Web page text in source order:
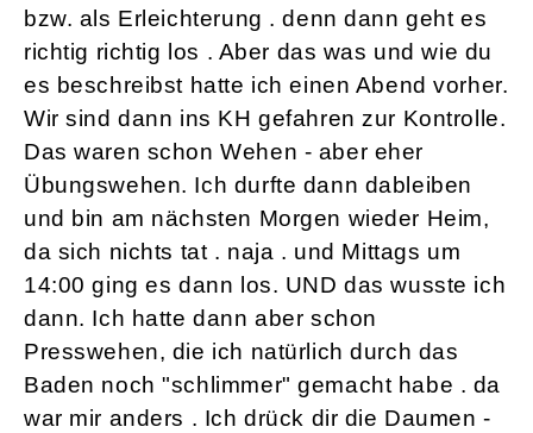
bzw. als Erleichterung . denn dann geht es
richtig richtig los . Aber das was und wie du
es beschreibst hatte ich einen Abend vorher.
Wir sind dann ins KH gefahren zur Kontrolle.
Das waren schon Wehen - aber eher
Übungswehen. Ich durfte dann dableiben
und bin am nächsten Morgen wieder Heim,
da sich nichts tat . naja . und Mittags um
14:00 ging es dann los. UND das wusste ich
dann. Ich hatte dann aber schon
Presswehen, die ich natürlich durch das
Baden noch "schlimmer" gemacht habe . da
war mir anders . Ich drück dir die Daumen -